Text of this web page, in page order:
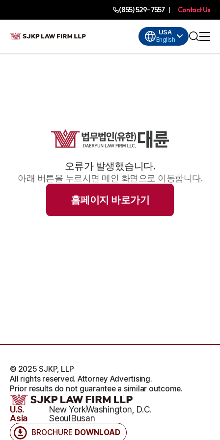
(855) 529-7557 Contact Us
USA
English
오류가 발생했습니다.
아래 버튼을 누르시면 메인 화면으로 이동합니다.
홈페이지 바로가기
BROCHURE DOWNLOAD
U.S. New YorkWashington, D.C.
Asia
SeoulBusan
© 2025 SJKP, LLP
All rights reserved. Attorney Advertising.
Prior results do not guarantee a similar outcome.